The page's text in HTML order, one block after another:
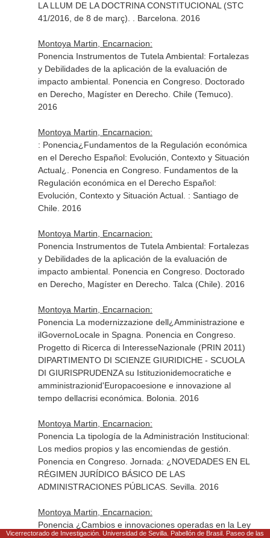
LA LLUM DE LA DOCTRINA CONSTITUCIONAL (STC
41/2016, de 8 de març). . Barcelona. 2016
Montoya Martin, Encarnacion:
Ponencia Instrumentos de Tutela Ambiental: Fortalezas
y Debilidades de la aplicación de la evaluación de
impacto ambiental. Ponencia en Congreso. Doctorado
en Derecho, Magíster en Derecho. Chile (Temuco).
2016
Montoya Martin, Encarnacion:
: Ponencia¿Fundamentos de la Regulación económica
en el Derecho Español: Evolución, Contexto y Situación
Actual¿. Ponencia en Congreso. Fundamentos de la
Regulación económica en el Derecho Español:
Evolución, Contexto y Situación Actual. : Santiago de
Chile. 2016
Montoya Martin, Encarnacion:
Ponencia Instrumentos de Tutela Ambiental: Fortalezas
y Debilidades de la aplicación de la evaluación de
impacto ambiental. Ponencia en Congreso. Doctorado
en Derecho, Magíster en Derecho. Talca (Chile). 2016
Montoya Martin, Encarnacion:
Ponencia La modernizzazione dell¿Amministrazione e
ilGovernoLocale in Spagna. Ponencia en Congreso.
Progetto di Ricerca di InteresseNazionale (PRIN 2011)
DIPARTIMENTO DI SCIENZE GIURIDICHE - SCUOLA
DI GIURISPRUDENZA su Istituzionidemocratiche e
amministrazionid'Europacoesione e innovazione al
tempo dellacrisi económica. Bolonia. 2016
Montoya Martin, Encarnacion:
Ponencia La tipología de la Administración Institucional:
Los medios propios y las encomiendas de gestión.
Ponencia en Congreso. Jornada: ¿NOVEDADES EN EL
RÉGIMEN JURÍDICO BÁSICO DE LAS
ADMINISTRACIONES PÚBLICAS. Sevilla. 2016
Montoya Martin, Encarnacion:
Ponencia ¿Cambios e innovaciones operadas en la Ley
Vicerrectorado de Investigación. Universidad de Sevilla. Pabellón de Brasil. Paseo de las